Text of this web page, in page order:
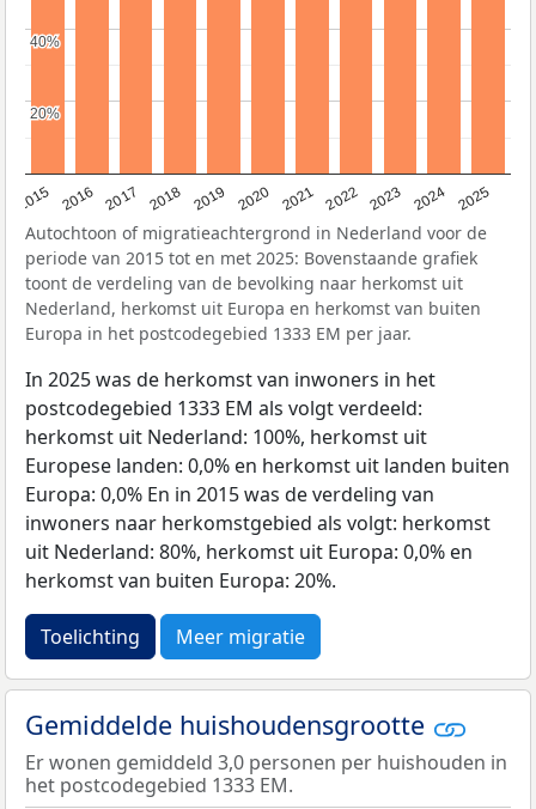
2015 2016 2017 2018 2019 2020 2021 2022 2023 2024 2025
20%
20%
40%
40%
Autochtoon of migratieachtergrond in Nederland voor de
periode van 2015 tot en met 2025: Bovenstaande grafiek
toont de verdeling van de bevolking naar herkomst uit
Nederland, herkomst uit Europa en herkomst van buiten
Europa in het postcodegebied 1333 EM per jaar.
In 2025 was de herkomst van inwoners in het
postcodegebied 1333 EM als volgt verdeeld:
herkomst uit Nederland: 100%, herkomst uit
Europese landen: 0,0% en herkomst uit landen buiten
Europa: 0,0% En in 2015 was de verdeling van
inwoners naar herkomstgebied als volgt: herkomst
uit Nederland: 80%, herkomst uit Europa: 0,0% en
herkomst van buiten Europa: 20%.
Toelichting Meer migratie
Gemiddelde huishoudensgrootte
Er wonen gemiddeld 3,0 personen per huishouden in
het postcodegebied 1333 EM.